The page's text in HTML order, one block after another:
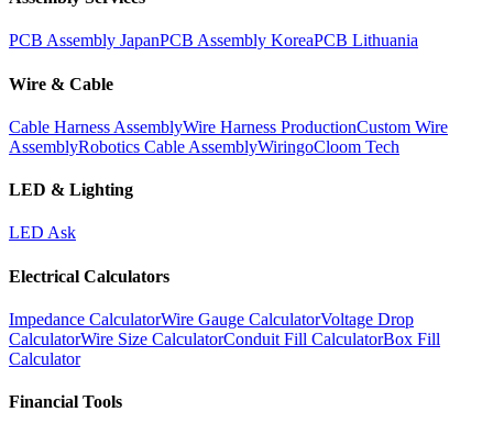
PCB Assembly JapanPCB Assembly KoreaPCB Lithuania
Wire & Cable
Cable Harness AssemblyWire Harness ProductionCustom Wire
AssemblyRobotics Cable AssemblyWiringoCloom Tech
LED & Lighting
LED Ask
Electrical Calculators
Impedance CalculatorWire Gauge CalculatorVoltage Drop
CalculatorWire Size CalculatorConduit Fill CalculatorBox Fill
Calculator
Financial Tools